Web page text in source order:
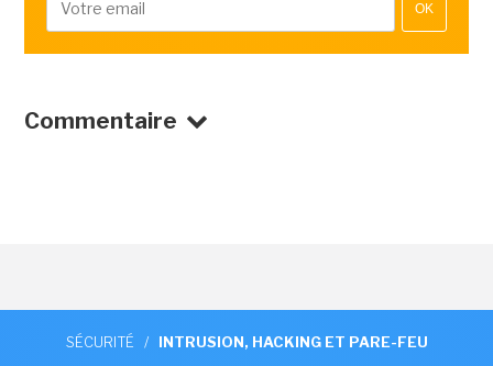
OK
Commentaire
SÉCURITÉ / INTRUSION, HACKING ET PARE-FEU